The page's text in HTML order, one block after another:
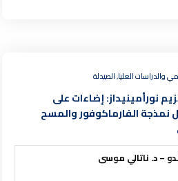
والدراسات العليا, الصيدلة
نورأمينيداز: إضاءات على
نمذجة الفارماكوفور والمسح
– د. ناتالي موسى